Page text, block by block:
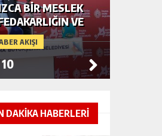
AKIŞI
BIR MESLEK
VE
GÜÇLÜ
10
DAKİKA HABERLERİ